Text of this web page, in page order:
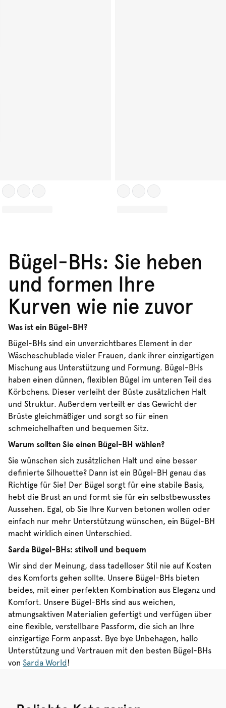
Bügel-BHs: Sie heben
und formen Ihre
Kurven wie nie zuvor
Was ist ein Bügel-BH?
Bügel-BHs sind ein unverzichtbares Element in der
Wäscheschublade vieler Frauen, dank ihrer einzigartigen
Mischung aus Unterstützung und Formung. Bügel-BHs
haben einen dünnen, flexiblen Bügel im unteren Teil des
Körbchens. Dieser verleiht der Büste zusätzlichen Halt
und Struktur. Außerdem verteilt er das Gewicht der
Brüste gleichmäßiger und sorgt so für einen
schmeichelhaften und bequemen Sitz.
Warum sollten Sie einen Bügel-BH wählen?
Sie wünschen sich zusätzlichen Halt und eine besser
definierte Silhouette? Dann ist ein Bügel-BH genau das
Richtige für Sie! Der Bügel sorgt für eine stabile Basis,
hebt die Brust an und formt sie für ein selbstbewusstes
Aussehen. Egal, ob Sie Ihre Kurven betonen wollen oder
einfach nur mehr Unterstützung wünschen, ein Bügel-BH
macht wirklich einen Unterschied.
Sarda Bügel-BHs: stilvoll und bequem
Wir sind der Meinung, dass tadelloser Stil nie auf Kosten
des Komforts gehen sollte. Unsere Bügel-BHs bieten
beides, mit einer perfekten Kombination aus Eleganz und
Komfort. Unsere Bügel-BHs sind aus weichen,
atmungsaktiven Materialien gefertigt und verfügen über
eine flexible, verstellbare Passform, die sich an Ihre
einzigartige Form anpasst. Bye bye Unbehagen, hallo
Unterstützung und Vertrauen mit den besten Bügel-BHs
von Sarda World!